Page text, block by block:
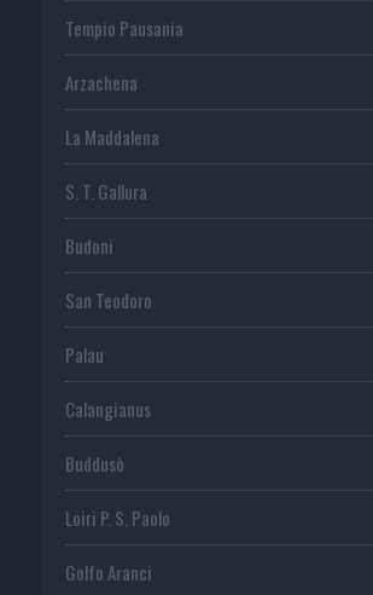
Tempio Pausania
Arzachena
La Maddalena
S. T. Gallura
Budoni
San Teodoro
Palau
Calangianus
Buddusò
Loiri P. S. Paolo
Golfo Aranci